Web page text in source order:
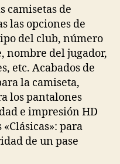
camisetas de
las opciones de
del club, número
nombre del jugador,
etc. Acabados de
la camiseta,
los pantalones
e impresión HD
para
de un pase